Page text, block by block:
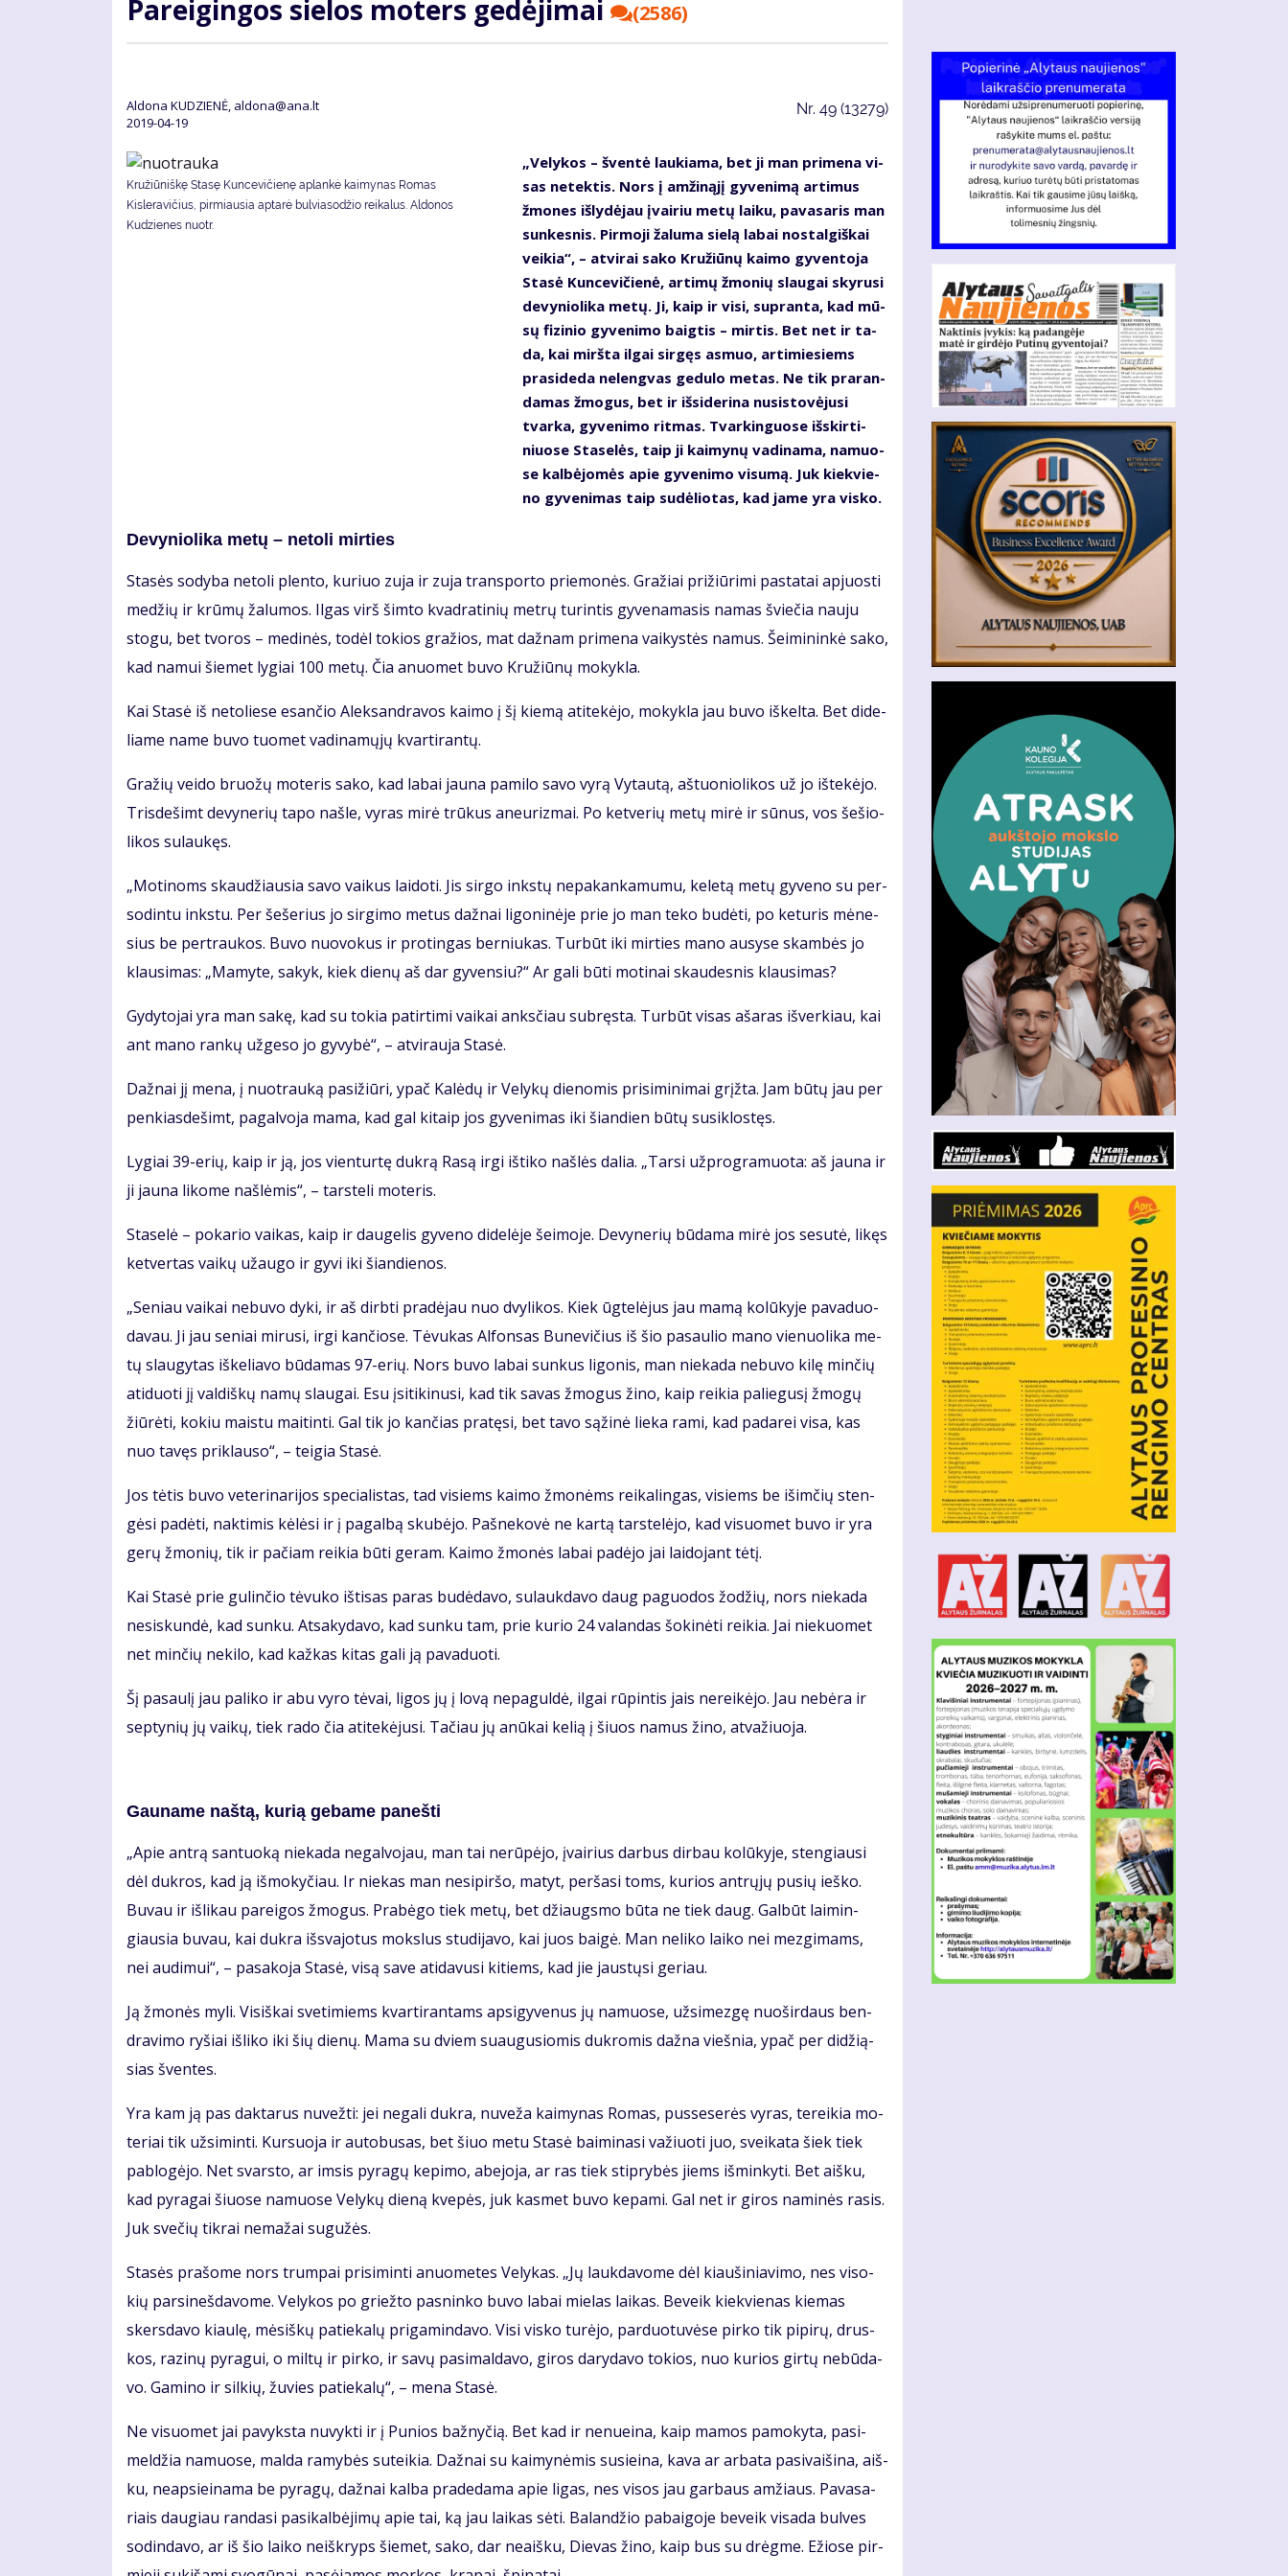
Pa­rei­gin­gos sie­los mo­ters ge­dė­ji­mai (2586)
Aldona KUDZIENĖ, aldona@ana.lt
2019-04-19
Nr. 49 (13279)
Kružiūniškę Stasę Kuncevičienę aplankė kaimynas Romas
Kisleravičius, pirmiausia aptarė bulviasodžio reikalus. Aldonos
Kudzienes nuotr.
„Ve­ly­kos – šven­tė lau­kia­ma, bet ji man pri­me­na vi­
sas ne­tek­tis. Nors į am­ži­ną­jį gy­ve­ni­mą ar­ti­mus
žmo­nes iš­ly­dė­jau įvai­riu me­tų lai­ku, pa­va­sa­ris man
sun­kes­nis. Pir­mo­ji ža­lu­ma sie­lą la­bai nos­tal­giš­kai
vei­kia“, – at­vi­rai sa­ko Kru­žiū­nų kai­mo gy­ven­to­ja
Sta­sė Kun­ce­vi­čie­nė, ar­ti­mų žmo­nių slau­gai sky­ru­si
de­vy­nio­li­ka me­tų. Ji, kaip ir vi­si, su­pran­ta, kad mū­
sų fi­zi­nio gy­ve­ni­mo baig­tis – mir­tis. Bet net ir ta­
da, kai mirš­ta il­gai sir­gęs as­muo, ar­ti­mie­siems
pra­si­de­da ne­leng­vas ge­du­lo me­tas. Ne tik pra­ran­
da­mas žmo­gus, bet ir iš­si­de­ri­na nu­si­sto­vė­ju­si
tvar­ka, gy­ve­ni­mo rit­mas. Tvar­kin­guo­se iš­skir­ti­
niuo­se Sta­se­lės, taip ji kai­my­nų va­di­na­ma, na­muo­
se kal­bė­jo­mės apie gy­ve­ni­mo vi­su­mą. Juk kiek­vie­
no gy­ve­ni­mas taip su­dė­lio­tas, kad ja­me yra vis­ko.
De­vy­nio­li­ka me­tų – ne­to­li mir­ties
Sta­sės so­dy­ba ne­to­li plen­to, ku­riuo zu­ja ir zu­ja trans­por­to prie­mo­nės. Gra­žiai pri­žiū­ri­mi pa­sta­tai ap­juos­ti
me­džių ir krū­mų ža­lu­mos. Il­gas virš šim­to kvad­ra­ti­nių met­rų tu­rin­tis gy­ve­na­ma­sis na­mas švie­čia nau­ju
sto­gu, bet tvo­ros – me­di­nės, to­dėl to­kios gra­žios, mat daž­nam pri­me­na vai­kys­tės na­mus. Šei­mi­nin­kė sa­ko,
kad na­mui šie­met ly­giai 100 me­tų. Čia anuo­met bu­vo Kru­žiū­nų mo­kyk­la.
Kai Sta­sė iš ne­to­lie­se esan­čio Alek­san­dra­vos kai­mo į šį kie­mą ati­te­kė­jo, mo­kyk­la jau bu­vo iš­kel­ta. Bet di­de­
lia­me na­me bu­vo tuo­met va­di­na­mų­jų kvar­ti­ran­tų.
Gra­žių vei­do bruo­žų mo­te­ris sa­ko, kad la­bai jau­na pa­mi­lo sa­vo vy­rą Vy­tau­tą, aš­tuo­nio­li­kos už jo iš­te­kė­jo.
Tris­de­šimt de­vy­ne­rių ta­po naš­le, vy­ras mi­rė trū­kus aneu­riz­mai. Po ket­ve­rių me­tų mi­rė ir sū­nus, vos še­šio­
li­kos su­lau­kęs.
„Mo­ti­noms skau­džiau­sia sa­vo vai­kus lai­do­ti. Jis sir­go inks­tų ne­pa­kan­ka­mu­mu, ke­le­tą me­tų gy­ve­no su per­
so­din­tu inks­tu. Per še­še­rius jo sir­gi­mo me­tus daž­nai li­go­ni­nė­je prie jo man te­ko bu­dė­ti, po ke­tu­ris mė­ne­
sius be per­trau­kos. Bu­vo nuo­vo­kus ir pro­tin­gas ber­niu­kas. Tur­būt iki mir­ties ma­no au­sy­se skam­bės jo
klau­si­mas: „Ma­my­te, sa­kyk, kiek die­nų aš dar gy­ven­siu?“ Ar ga­li bū­ti mo­ti­nai skau­des­nis klau­si­mas?
Gy­dy­to­jai yra man sa­kę, kad su to­kia pa­tir­ti­mi vai­kai anks­čiau su­bręs­ta. Tur­būt vi­sas aša­ras iš­ver­kiau, kai
ant ma­no ran­kų už­ge­so jo gy­vy­bė“, – at­vi­rau­ja Sta­sė.
Daž­nai jį me­na, į nuo­trau­ką pa­si­žiū­ri, ypač Ka­lė­dų ir Ve­ly­kų die­no­mis pri­si­mi­ni­mai grįž­ta. Jam bū­tų jau per
pen­kias­de­šimt, pa­gal­vo­ja ma­ma, kad gal ki­taip jos gy­ve­ni­mas iki šian­dien bū­tų su­si­klos­tęs.
Ly­giai 39-erių, kaip ir ją, jos vien­tur­tę duk­rą Ra­są ir­gi iš­ti­ko naš­lės da­lia. „Tar­si už­prog­ra­muo­ta: aš jau­na ir
ji jau­na li­ko­me naš­lė­mis“, – tars­te­li mo­te­ris.
Sta­se­lė – po­ka­rio vai­kas, kaip ir dau­ge­lis gy­ve­no di­de­lė­je šei­mo­je. De­vy­ne­rių bū­da­ma mi­rė jos se­su­tė, li­kęs
ket­ver­tas vai­kų už­au­go ir gy­vi iki šian­die­nos.
„Se­niau vai­kai ne­bu­vo dy­ki, ir aš dirb­ti pra­dė­jau nuo dvy­li­kos. Kiek ūg­te­lė­jus jau ma­mą ko­lū­ky­je pa­va­duo­
da­vau. Ji jau se­niai mi­ru­si, ir­gi kan­čio­se. Tė­vu­kas Al­fon­sas Bu­ne­vi­čius iš šio pa­sau­lio ma­no vie­nuo­li­ka me­
tų slau­gy­tas iš­ke­lia­vo bū­da­mas 97-erių. Nors bu­vo la­bai sun­kus li­go­nis, man nie­ka­da ne­bu­vo ki­lę min­čių
ati­duo­ti jį val­diš­kų na­mų slau­gai. Esu įsi­ti­ki­nu­si, kad tik sa­vas žmo­gus ži­no, kaip rei­kia pa­lie­gu­sį žmo­gų
žiū­rė­ti, ko­kiu mais­tu mai­tin­ti. Gal tik jo kan­čias pra­tę­si, bet ta­vo są­ži­nė lie­ka ra­mi, kad pa­da­rei vi­sa, kas
nuo ta­vęs pri­klau­so“, – tei­gia Sta­sė.
Jos tė­tis bu­vo ve­te­ri­na­ri­jos spe­cia­lis­tas, tad vi­siems kai­mo žmo­nėms rei­ka­lin­gas, vi­siems be iš­im­čių sten­
gė­si pa­dė­ti, nak­ti­mis kė­lė­si ir į pa­gal­bą sku­bė­jo. Pa­šne­ko­vė ne kar­tą tars­te­lė­jo, kad vi­suo­met bu­vo ir yra
ge­rų žmo­nių, tik ir pa­čiam rei­kia bū­ti ge­ram. Kai­mo žmo­nės la­bai pa­dė­jo jai lai­do­jant tė­tį.
Kai Sta­sė prie gu­lin­čio tė­vu­ko iš­ti­sas pa­ras bu­dė­da­vo, su­lauk­da­vo daug pa­guo­dos žo­džių, nors nie­ka­da
ne­si­skun­dė, kad sun­ku. At­sa­ky­da­vo, kad sun­ku tam, prie ku­rio 24 va­lan­das šo­ki­nė­ti rei­kia. Jai nie­kuo­met
net min­čių ne­ki­lo, kad kaž­kas ki­tas ga­li ją pa­va­duo­ti.
Šį pa­sau­lį jau pa­li­ko ir abu vy­ro tė­vai, li­gos jų į lo­vą ne­pa­gul­dė, il­gai rū­pin­tis jais ne­rei­kė­jo. Jau ne­bė­ra ir
sep­ty­nių jų vai­kų, tiek ra­do čia ati­te­kė­ju­si. Ta­čiau jų anū­kai ke­lią į šiuos na­mus ži­no, at­va­žiuo­ja.
Gau­na­me naš­tą, ku­rią ge­ba­me pa­neš­ti
„Apie an­trą san­tuo­ką nie­ka­da ne­gal­vo­jau, man tai ne­rū­pė­jo, įvai­rius dar­bus dir­bau ko­lū­ky­je, sten­giau­si
dėl duk­ros, kad ją iš­mo­ky­čiau. Ir nie­kas man ne­si­pir­šo, ma­tyt, per­ša­si toms, ku­rios ant­rų­jų pu­sių ieš­ko.
Bu­vau ir iš­li­kau pa­rei­gos žmo­gus. Pra­bė­go tiek me­tų, bet džiaugs­mo bū­ta ne tiek daug. Gal­būt lai­min­
giau­sia bu­vau, kai duk­ra iš­sva­jo­tus moks­lus stu­di­ja­vo, kai juos bai­gė. Man ne­li­ko lai­ko nei mez­gi­mams,
nei au­di­mui“, – pa­sa­ko­ja Sta­sė, vi­są sa­ve ati­da­vu­si ki­tiems, kad jie jaus­tų­si ge­riau.
Ją žmo­nės my­li. Vi­siš­kai sve­ti­miems kvar­ti­ran­tams ap­si­gy­ve­nus jų na­muo­se, už­si­mez­gę nuo­šir­daus ben­
dra­vi­mo ry­šiai iš­li­ko iki šių die­nų. Ma­ma su dviem su­au­gu­sio­mis duk­ro­mis daž­na vieš­nia, ypač per di­dži­ą­
sias šven­tes.
Yra kam ją pas dak­ta­rus nu­vež­ti: jei ne­ga­li duk­ra, nu­ve­ža kai­my­nas Ro­mas, pus­se­se­rės vy­ras, te­rei­kia mo­
te­riai tik už­si­min­ti. Kur­suo­ja ir au­to­bu­sas, bet šiuo me­tu Sta­sė bai­mi­na­si va­žiuo­ti juo, svei­ka­ta šiek tiek
pa­blo­gė­jo. Net svars­to, ar im­sis py­ra­gų ke­pi­mo, abe­jo­ja, ar ras tiek stip­ry­bės jiems iš­min­ky­ti. Bet aiš­ku,
kad py­ra­gai šiuo­se na­muo­se Ve­ly­kų die­ną kve­pės, juk kas­met bu­vo ke­pa­mi. Gal net ir gi­ros na­mi­nės ra­sis.
Juk sve­čių tik­rai ne­ma­žai su­gu­žės.
Sta­sės pra­šo­me nors trum­pai pri­si­min­ti anuo­me­tes Ve­ly­kas. „Jų lauk­da­vo­me dėl kiau­ši­nia­vi­mo, nes vi­so­
kių par­si­neš­da­vo­me. Ve­ly­kos po griež­to pas­nin­ko bu­vo la­bai mie­las lai­kas. Be­veik kiek­vie­nas kie­mas
skers­da­vo kiau­lę, mė­siš­kų pa­tie­ka­lų pri­ga­min­da­vo. Vi­si vis­ko tu­rė­jo, par­duo­tu­vė­se pir­ko tik pi­pi­rų, drus­
kos, ra­zi­nų py­ra­gui, o mil­tų ir pir­ko, ir sa­vų pa­si­mal­da­vo, gi­ros da­ry­da­vo to­kios, nuo ku­rios gir­tų ne­bū­da­
vo. Ga­mi­no ir sil­kių, žu­vies pa­tie­ka­lų“, – me­na Sta­sė.
Ne vi­suo­met jai pa­vyks­ta nu­vyk­ti ir į Pu­nios baž­ny­čią. Bet kad ir ne­nu­ei­na, kaip ma­mos pa­mo­ky­ta, pa­si­
mel­džia na­muo­se, mal­da ra­my­bės su­tei­kia. Daž­nai su kai­my­nė­mis su­si­ei­na, ka­va ar ar­ba­ta pa­si­vai­ši­na, aiš­
ku, neap­si­ei­na­ma be py­ra­gų, daž­nai kal­ba pra­de­da­ma apie li­gas, nes vi­sos jau gar­baus am­žiaus. Pa­va­sa­
riais dau­giau ran­da­si pa­si­kal­bė­ji­mų apie tai, ką jau lai­kas sė­ti. Ba­lan­džio pa­bai­go­je be­veik vi­sa­da bul­ves
so­din­da­vo, ar iš šio lai­ko ne­iš­kryps šie­met, sa­ko, dar ne­aiš­ku, Die­vas ži­no, kaip bus su drėg­me. Ežio­se pir­